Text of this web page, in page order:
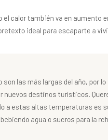
el calor también va en
ideal para escaparte a
son las más largas del año, por
destinos turísticos.
a estas altas temperaturas es
agua o sueros para la